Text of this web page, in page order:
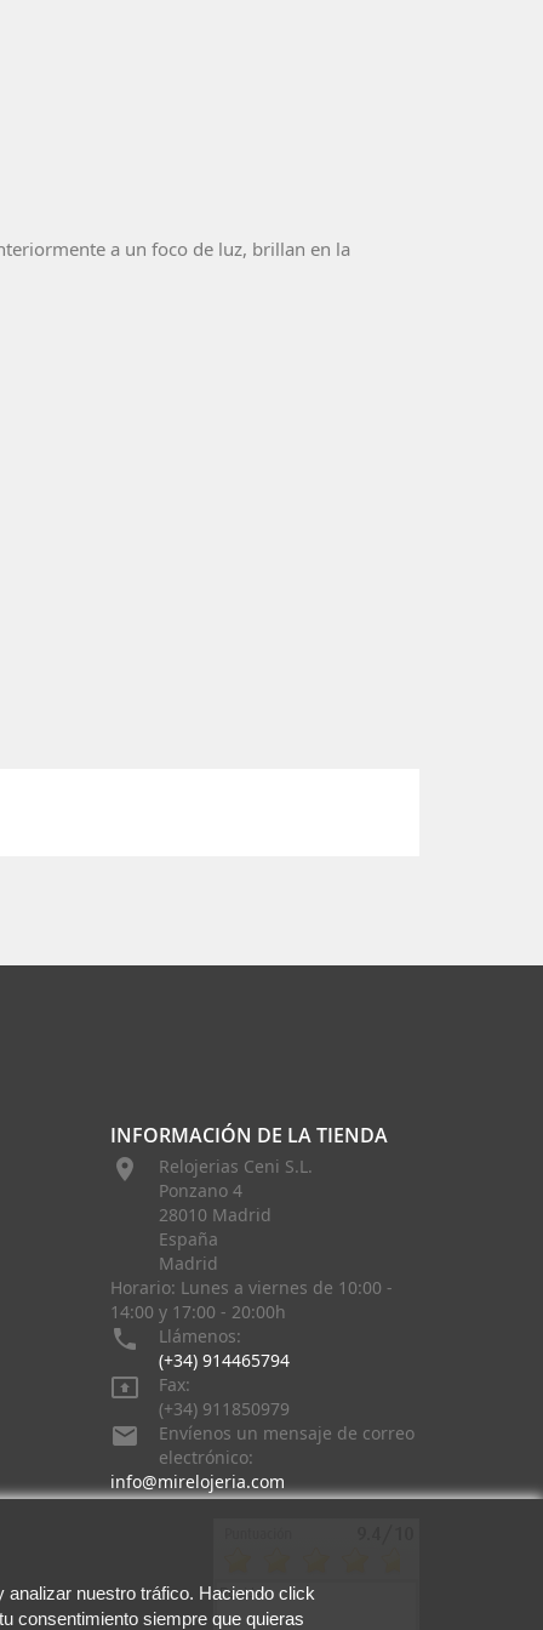
a un foco de luz, brillan en la
INFORMACIÓN DE LA TIENDA

Relojerias Ceni S.L.
Ponzano 4
28010 Madrid
España
Madrid
Horario: Lunes a viernes de 10:00 -
14:00 y 17:00 - 20:00h

Llámenos:
(+34) 914465794

Fax:
(+34) 911850979

Envíenos un mensaje de correo
electrónico:
info@mirelojeria.com
nuestro tráfico. Haciendo click
consentimiento siempre que quieras